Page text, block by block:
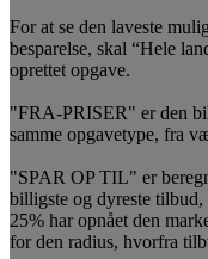
For at se den laveste
besparelse, skal “Hele
oprettet opgave.
"FRA-PRISER" er den
samme opgavetype, fra
"SPAR OP TIL" er
billigste og dyreste tilbud,
25% har opnået den
for den radius, hvorfra